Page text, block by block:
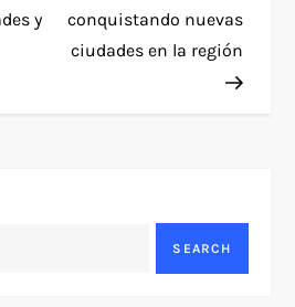
y
conquistando nuevas
ciudades en la región
SEARCH